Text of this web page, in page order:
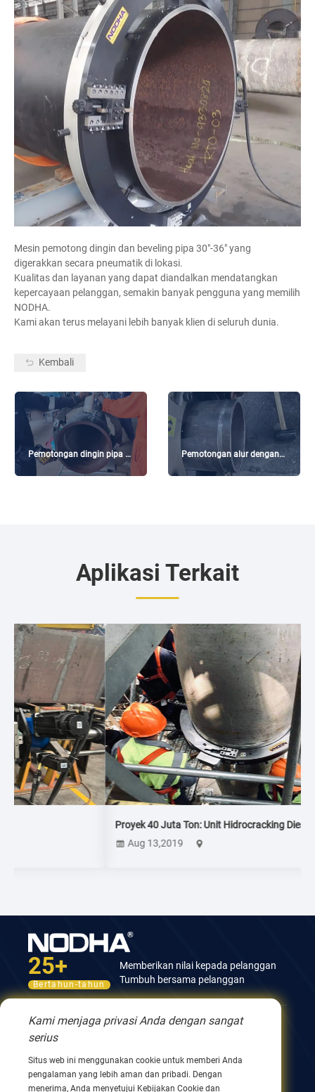
Mesin pemotong dingin dan beveling pipa 30″-36″ yang
digerakkan secara pneumatik di lokasi.
Kualitas dan layanan yang dapat diandalkan mendatangkan
kepercayaan pelanggan, semakin banyak pengguna yang memilih
NODHA.
Kami akan terus melayani lebih banyak klien di seluruh dunia.
Kembali
Pemotongan dingin pipa di
Port Harcourt-Nigeria
Pemotongan alur dengan
mesin pemotong dingin
Aplikasi Terkait
Proyek 40 Juta Ton: Unit Hidrocracking Diesel
25+
Bertahun-tahun
Memberikan nilai kepada pelanggan
Tumbuh bersama pelanggan
Hubungi kami
Gedung ke-12, No.9 Xingyang Road, Wuxi 214082,
JiangSu, Tiongkok
Telepon 0086 510 8580 8562
Kami menjaga privasi Anda dengan sangat
serius
Situs web ini menggunakan cookie untuk memberi Anda
pengalaman yang lebih aman dan pribadi. Dengan
menerima, Anda menyetujui Kebijakan Cookie dan